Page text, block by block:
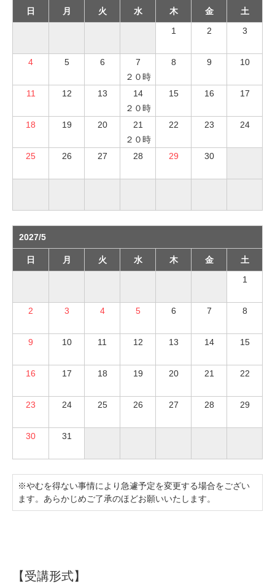
日 月 火 水 木 金
土
1
2 3
4 5 6
7
２０時
8 9 10
11 12 13
14
２０時
15 16 17
18 19 20
21
２０時
22 23 24
25 26 27 28 29 30
2027/5
日 月 火 水 木 金
土
1
2 3 4 5 6 7 8
9 10 11 12 13 14 15
16 17 18 19 20 21 22
23 24 25 26 27 28 29
30 31
※やむを得ない事情により急遽予定を変更する場合をござい
ます。あらかじめご了承のほどお願いいたします。
【受講形式】